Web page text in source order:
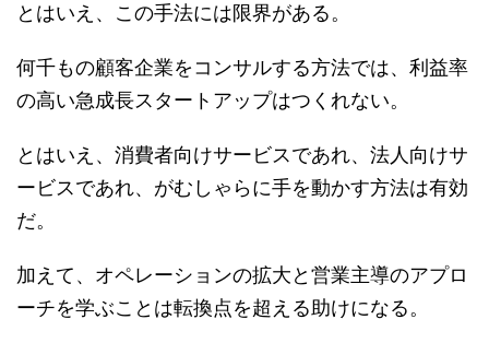
とはいえ、この手法には限界がある。
何千もの顧客企業をコンサルする方法では、利益率
の高い急成長スタートアップはつくれない。
とはいえ、消費者向けサービスであれ、法人向けサ
ービスであれ、がむしゃらに手を動かす方法は有効
だ。
加えて、オペレーションの拡大と営業主導のアプロ
ーチを学ぶことは転換点を超える助けになる。